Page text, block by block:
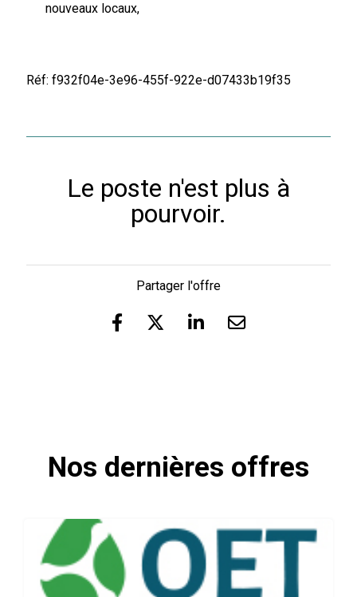
nouveaux locaux,
Réf: f932f04e-3e96-455f-922e-d07433b19f35
Le poste n'est plus à
pourvoir.
Partager l'offre
Nos dernières offres